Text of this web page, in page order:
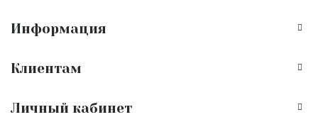
Информация
Клиентам
Личный кабинет